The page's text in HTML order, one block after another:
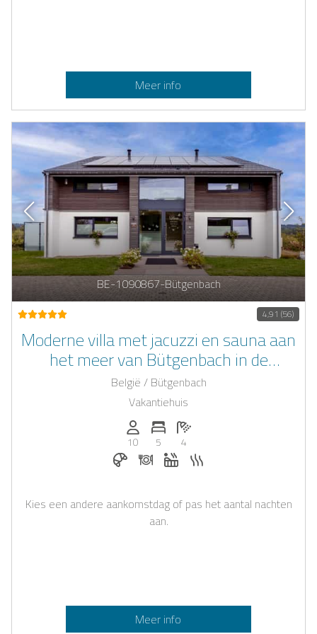
Meer info
BE-1090867-Bütgenbach
4,91 (56)
Moderne villa met jacuzzi en sauna aan
het meer van Bütgenbach in de
Belgische Ardennen
België / Bütgenbach
Vakantiehuis
Personen (max.): 10
10
Aantal slaapkamers: 5
5
Aantal badkamers: 4
4
Ontbijt te boeken bij Casapilot
Diner op aanvraag
Whirlpool
Kies een andere aankomstdag of pas het aantal nachten
aan.
Meer info